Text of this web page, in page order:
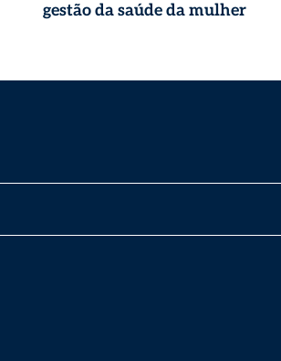
gestão da saúde da mulher